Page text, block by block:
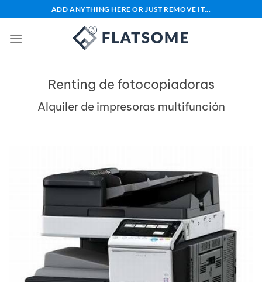
al
contenido
ADD ANYTHING HERE OR JUST REMOVE IT...
Renting de fotocopiadoras
Alquiler de impresoras multifunción